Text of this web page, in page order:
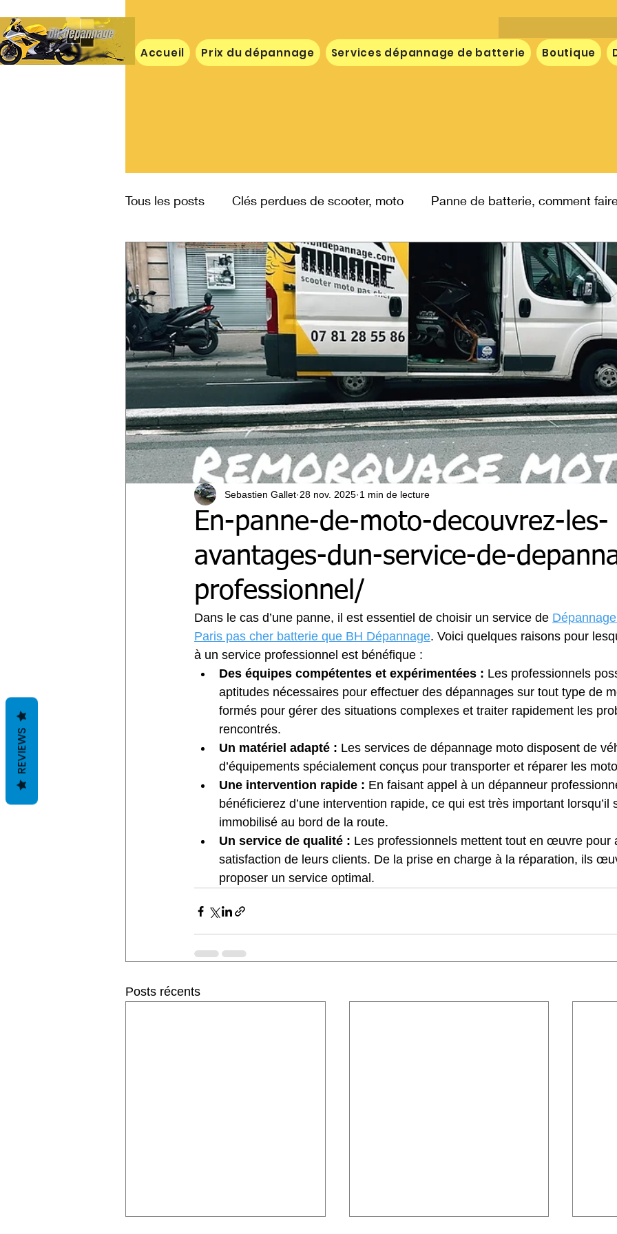
Accueil Prix du dépannage Services dépannage de batterie Boutique
Tous les posts Clés perdues de scooter, moto Panne de batterie, comment
En-panne-de-moto-decouvrez-les-
avantages-dun-service-de-
professionnel/
Sebastien Gallet 28 nov. 2025 1 min de lecture
Dans le cas d’une panne, il est essentiel de choisir un service de
Paris pas cher batterie que BH Dépannage. Voici quelques raisons pour
à un service professionnel est bénéfique :
Des équipes compétentes et expérimentées : Les professionnels
aptitudes nécessaires pour effectuer des dépannages sur tout type de
formés pour gérer des situations complexes et traiter rapidement les
rencontrés.
Un matériel adapté : Les services de dépannage moto disposent de
d’équipements spécialement conçus pour transporter et réparer les
Une intervention rapide : En faisant appel à un dépanneur
bénéficierez d’une intervention rapide, ce qui est très important lorsqu’il
immobilisé au bord de la route.
Un service de qualité : Les professionnels mettent tout en œuvre pour
satisfaction de leurs clients. De la prise en charge à la réparation, ils
proposer un service optimal.
Posts récents
REVIEWS